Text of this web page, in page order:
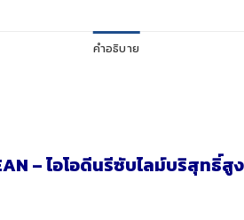
คำอธิบาย
– ไอโอดีนรีซับไลม์บริสุทธิ์สู